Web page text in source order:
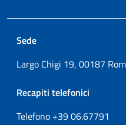
Sede
Largo Chigi 19, 00187
Recapiti telefonici
Telefono +3906.67791